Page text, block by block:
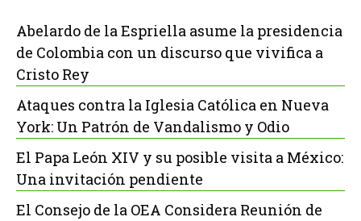
Abelardo de la Espriella asume la presidencia
de Colombia con un discurso que vivifica a
Cristo Rey
Ataques contra la Iglesia Católica en Nueva
York: Un Patrón de Vandalismo y Odio
El Papa León XIV y su posible visita a México:
Una invitación pendiente
El Consejo de la OEA Considera Reunión de